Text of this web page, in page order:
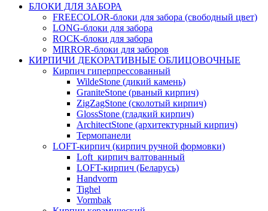
БЛОКИ ДЛЯ ЗАБОРА
FREECOLOR-блоки для забора (свободный цвет)
LONG-блоки для забора
ROCK-блоки для забора
MIRROR-блоки для заборов
КИРПИЧИ ДЕКОРАТИВНЫЕ ОБЛИЦОВОЧНЫЕ
Кирпич гиперпрессованный
WildeStone (дикий камень)
GraniteStone (рваный кирпич)
ZigZagStone (сколотый кирпич)
GlossStone (гладкий кирпич)
ArchitectStone (архитектурный кирпич)
Термопанели
LOFT-кирпич (кирпич ручной формовки)
Loft_кирпич валтованный
LOFT-кирпич (Беларусь)
Handvorm
Tighel
Vormbak